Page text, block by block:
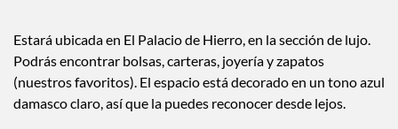
Estará ubicada en El Palacio de Hierro, en la sección de lujo.
Podrás encontrar bolsas, carteras, joyería y zapatos
(nuestros favoritos). El espacio está decorado en un tono azul
damasco claro, así que la puedes reconocer desde lejos.